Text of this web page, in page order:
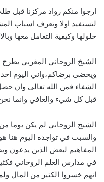
ارجوا منكم رواد مركزنا قبل
لتستفيد اولا وتعرف اسباب
حلولها وكيفية التعامل معها
الشيخ الروحاني المغربي
ويحضى برضاكم،واني اليوم
الشفاء فمن الله تعالى وان
قبل كل شيء والعافي وانما
الشيخ الروحاني لم يكن يوما من
والسبب في تواجده اليوم هنا
المفاهيم لبعض الذين يدعون
في مدارس العلم الروحاني
انهم خسروا الكثير من المال